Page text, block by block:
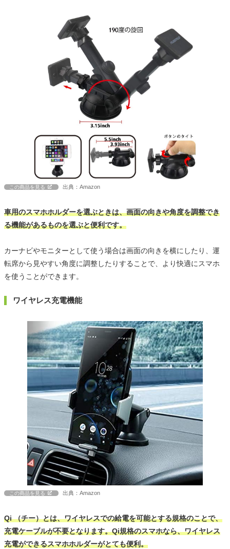
この商品を見る 出典：Amazon
車用のスマホホルダーを選ぶときは、画面の向きや角度を調整でき
る機能があるものを選ぶと便利です。
カーナビやモニターとして使う場合は画面の向きを横にしたり、運
転席から見やすい角度に調整したりすることで、より快適にスマホ
を使うことができます。
ワイヤレス充電機能
この商品を見る 出典：Amazon
Qi （チー）とは、ワイヤレスでの給電を可能とする規格のことで、
充電ケーブルが不要となります。Qi規格のスマホなら、ワイヤレス
充電ができるスマホホルダーがとても便利。